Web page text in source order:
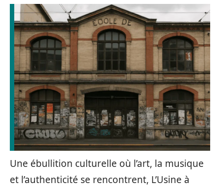
Une ébullition culturelle où l’art, la musique
et l’authenticité se rencontrent, L’Usine à